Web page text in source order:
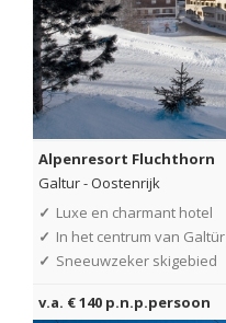
Alpenresort Fluchthorn
Galtur-Oostenrijk
✓ Luxe en charmant hotel
✓ In het centrum van Galtür
✓ Sneeuwzeker skigebied
v.a. € 140 p.n.p.persoon